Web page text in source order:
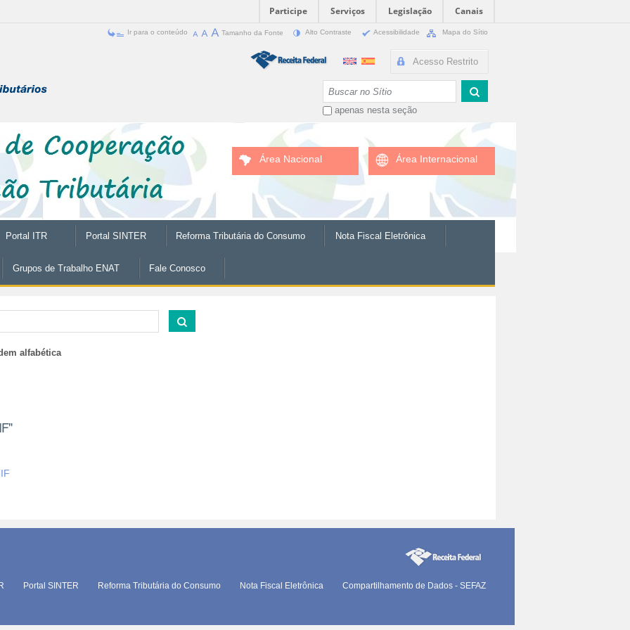
Participe Serviços Legislação
Canais
Ir para o conteúdo Tamanho da Fonte Alto Contraste Acessibilidade Mapa do Sítio
Acesso Restrito
apenas nesta seção
Área Nacional Área Internacional
Portal ITR Portal SINTER Reforma Tributária do Consumo Nota Fiscal Eletrônica
Grupos de Trabalho ENAT Fale Conosco
alfabética
Portal SINTER Reforma Tributária do Consumo Nota Fiscal Eletrônica
Compartilhamento de Dados - SEFAZ